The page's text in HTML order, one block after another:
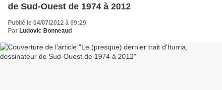
de Sud-Ouest de 1974 à 2012
Publié le 04/07/2012 à 09:29
Par Ludovic Bonneaud